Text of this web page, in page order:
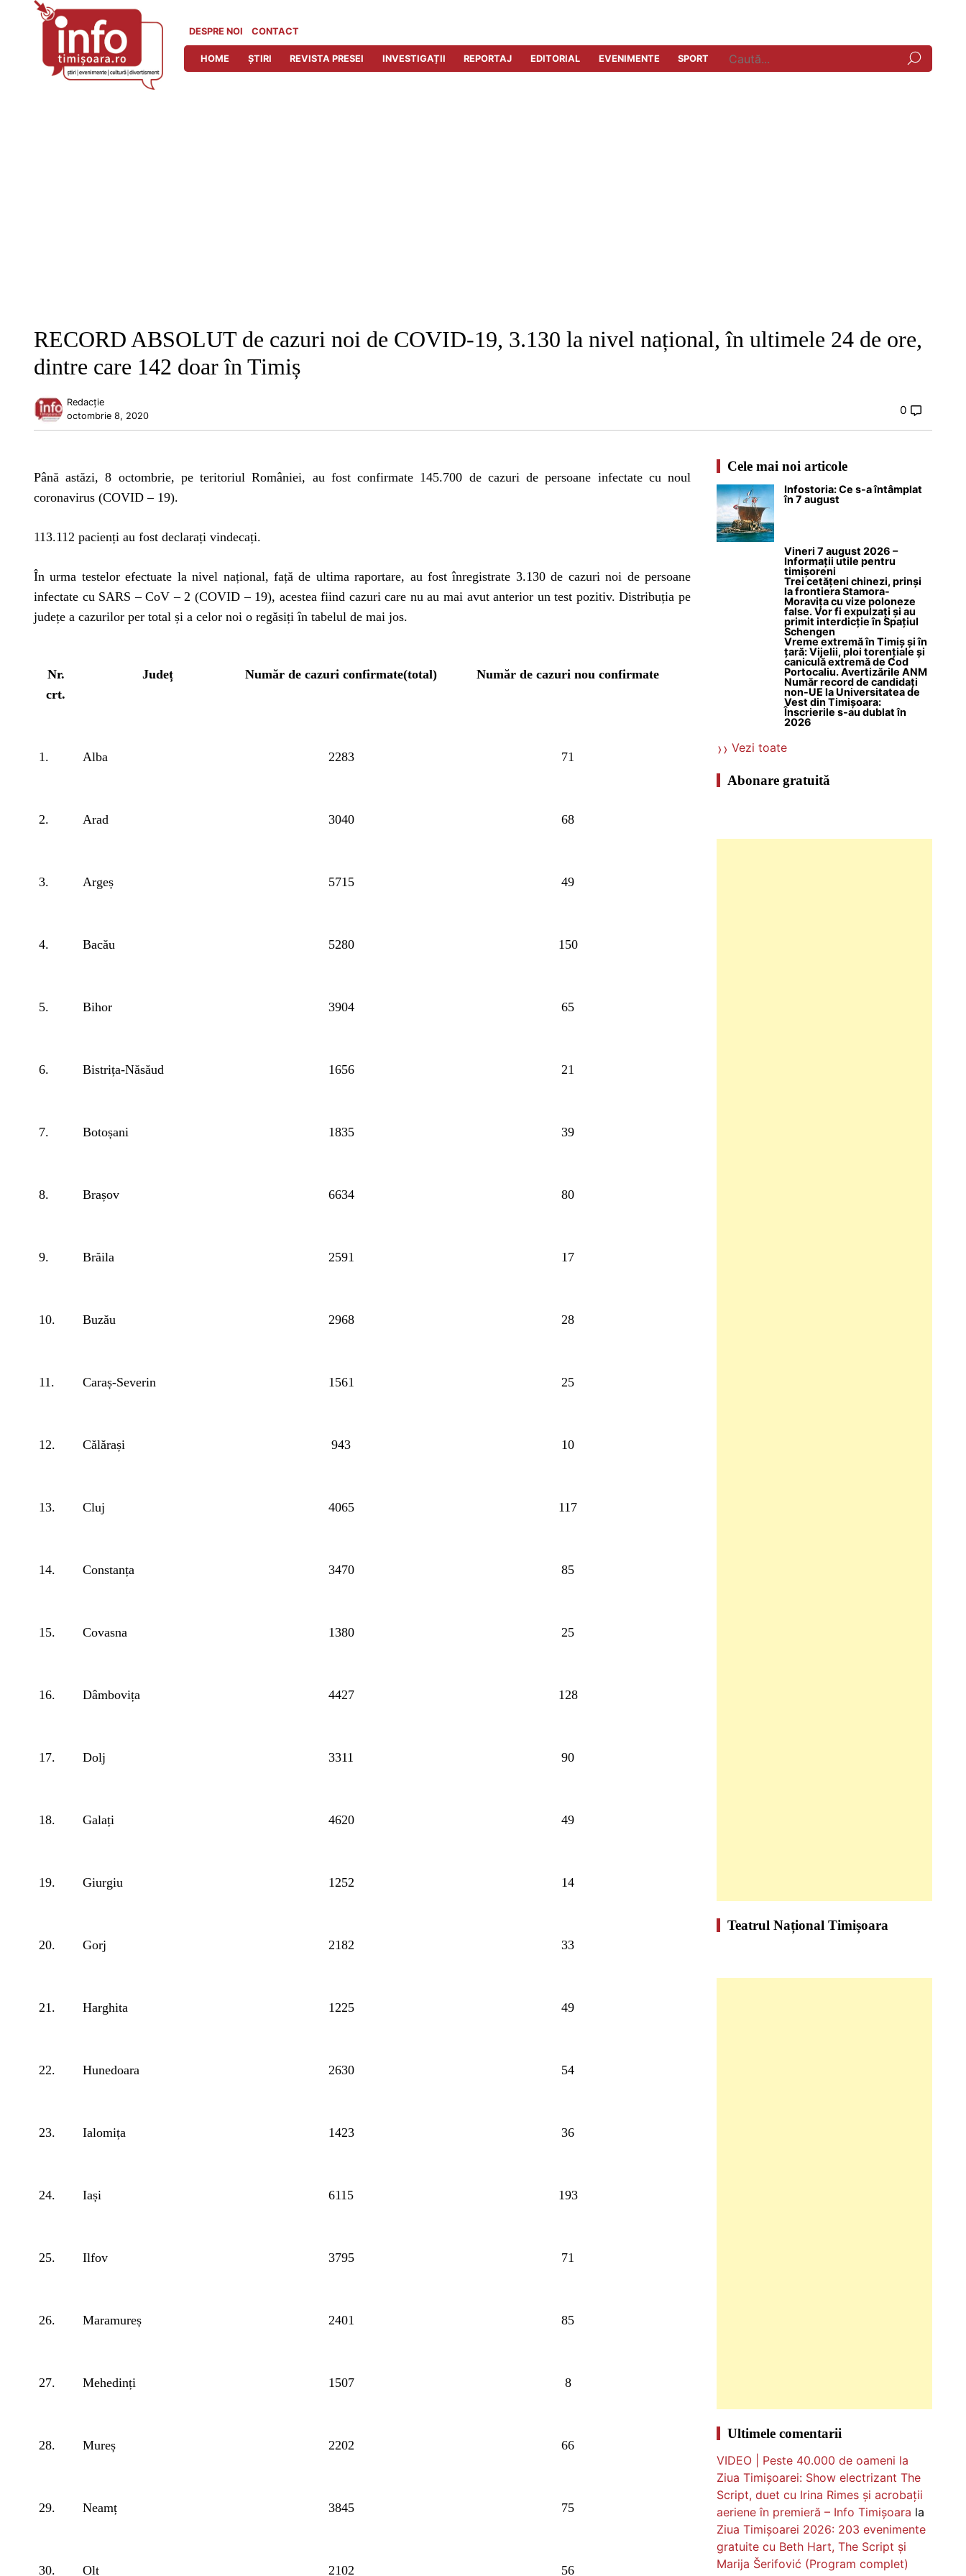
DESPRE NOI CONTACT
HOME ȘTIRI REVISTA PRESEI INVESTIGAȚII REPORTAJ EDITORIAL EVENIMENTE SPORT
RECORD ABSOLUT de cazuri noi de COVID-19, 3.130 la nivel național, în ultimele 24 de ore,
dintre care 142 doar în Timiș
Redacție
octombrie 8, 2020
0
Până astăzi, 8 octombrie, pe teritoriul României, au fost confirmate 145.700 de cazuri de persoane infectate cu noul
coronavirus (COVID – 19).
113.112 pacienți au fost declarați vindecați.
În urma testelor efectuate la nivel național, față de ultima raportare, au fost înregistrate 3.130 de cazuri noi de persoane
infectate cu SARS – CoV – 2 (COVID – 19), acestea fiind cazuri care nu au mai avut anterior un test pozitiv. Distribuția pe
județe a cazurilor per total și a celor noi o regăsiți în tabelul de mai jos.
Nr.
crt.
Județ Număr de cazuri confirmate(total) Număr de cazuri nou confirmate
1. Alba 2283 71
2. Arad 3040 68
3. Argeș 5715 49
4. Bacău 5280 150
5. Bihor 3904 65
6. Bistrița-Năsăud 1656 21
7. Botoșani 1835 39
8. Brașov 6634 80
9. Brăila 2591 17
10. Buzău 2968 28
11. Caraș-Severin 1561 25
12. Călărași 943 10
13. Cluj 4065 117
14. Constanța 3470 85
15. Covasna 1380 25
16. Dâmbovița 4427 128
17. Dolj 3311 90
18. Galați 4620 49
19. Giurgiu 1252 14
20. Gorj 2182 33
21. Harghita 1225 49
22. Hunedoara 2630 54
23. Ialomița 1423 36
24. Iași 6115 193
25. Ilfov 3795 71
26. Maramureș 2401 85
27. Mehedinți 1507 8
28. Mureș 2202 66
29. Neamț 3845 75
30. Olt 2102 56
Cele mai noi articole
Infostoria: Ce s-a întâmplat
în 7 august
Vineri 7 august 2026 –
Informații utile pentru
timișoreni
Trei cetățeni chinezi, prinși
la frontiera Stamora-
Moravița cu vize poloneze
false. Vor fi expulzați și au
primit interdicție în Spațiul
Schengen
Vreme extremă în Timiș și în
țară: Vijelii, ploi torențiale și
caniculă extremă de Cod
Portocaliu. Avertizările ANM
Număr record de candidați
non-UE la Universitatea de
Vest din Timișoara:
Înscrierile s-au dublat în
2026
Vezi toate
Abonare gratuită
Teatrul Național Timișoara
Ultimele comentarii
VIDEO | Peste 40.000 de oameni la
Ziua Timișoarei: Show electrizant The
Script, duet cu Irina Rimes și acrobații
aeriene în premieră – Info Timișoara la
Ziua Timișoarei 2026: 203 evenimente
gratuite cu Beth Hart, The Script și
Marija Šerifović (Program complet)